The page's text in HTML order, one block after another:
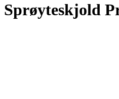
Sprøyteskjold